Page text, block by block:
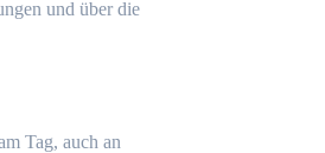
und über die
Tag, auch an